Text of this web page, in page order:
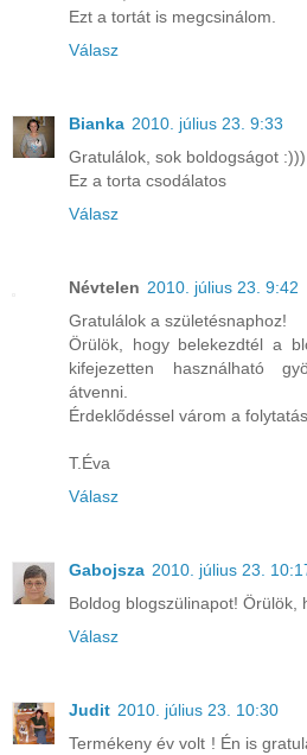
Ezt a tortát is megcsinálom.
Válasz
Bianka 2010. július 23. 9:33
Gratulálok, sok boldogságot :)))
Ez a torta csodálatos
Válasz
Névtelen 2010. július 23. 9:42
Gratulálok a születésnaphoz!
Örülök, hogy belekezdtél a
kifejezetten használható
átvenni.
Érdeklődéssel várom a
T.Éva
Válasz
Gabojsza 2010. július 23.
Boldog blogszülinapot! Örülök,
Válasz
Judit 2010. július 23. 10:30
Termékeny év volt ! Én is